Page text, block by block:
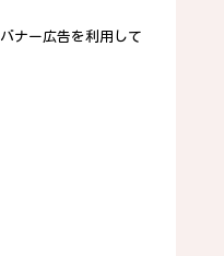
ナー広告を利用して